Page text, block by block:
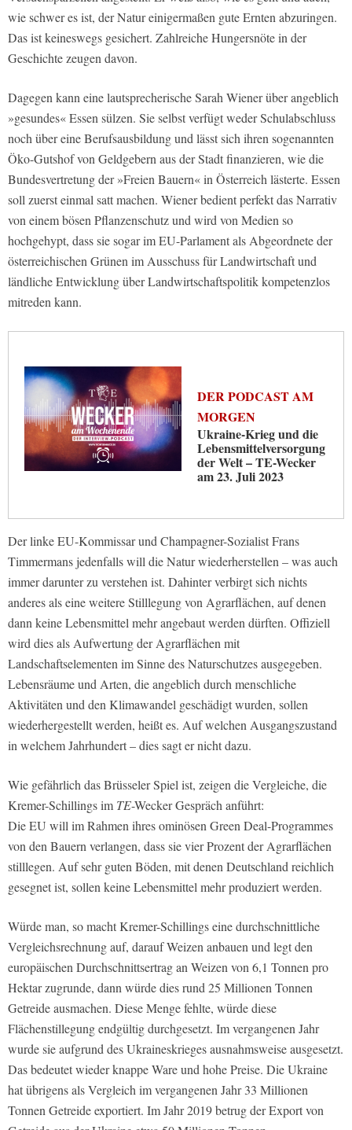
wie schwer es ist, der Natur einigermaßen gute Ernten abzuringen.
Das ist keineswegs gesichert. Zahlreiche Hungersnöte in der
Geschichte zeugen davon.
Dagegen kann eine lautsprecherische Sarah Wiener über angeblich
»gesundes« Essen sülzen. Sie selbst verfügt weder Schulabschluss
noch über eine Berufsausbildung und lässt sich ihren sogenannten
Öko-Gutshof von Geldgebern aus der Stadt finanzieren, wie die
Bundesvertretung der »Freien Bauern« in Österreich lästerte. Essen
soll zuerst einmal satt machen. Wiener bedient perfekt das Narrativ
von einem bösen Pflanzenschutz und wird von Medien so
hochgehypt, dass sie sogar im EU-Parlament als Abgeordnete der
österreichischen Grünen im Ausschuss für Landwirtschaft und
ländliche Entwicklung über Landwirtschaftspolitik kompetenzlos
mitreden kann.
DER PODCAST AM
MORGEN
Ukraine-Krieg und die
Lebensmittelversorgung
der Welt – TE-Wecker
am 23. Juli 2023
Der linke EU-Kommissar und Champagner-Sozialist Frans
Timmermans jedenfalls will die Natur wiederherstellen – was auch
immer darunter zu verstehen ist. Dahinter verbirgt sich nichts
anderes als eine weitere Stilllegung von Agrarflächen, auf denen
dann keine Lebensmittel mehr angebaut werden dürften. Offiziell
wird dies als Aufwertung der Agrarflächen mit
Landschaftselementen im Sinne des Naturschutzes ausgegeben.
Lebensräume und Arten, die angeblich durch menschliche
Aktivitäten und den Klimawandel geschädigt wurden, sollen
wiederhergestellt werden, heißt es. Auf welchen Ausgangszustand
in welchem Jahrhundert – dies sagt er nicht dazu.
Wie gefährlich das Brüsseler Spiel ist, zeigen die Vergleiche, die
Kremer-Schillings im TE-Wecker Gespräch anführt:
Die EU will im Rahmen ihres ominösen Green Deal-Programmes
von den Bauern verlangen, dass sie vier Prozent der Agrarflächen
stilllegen. Auf sehr guten Böden, mit denen Deutschland reichlich
gesegnet ist, sollen keine Lebensmittel mehr produziert werden.
Würde man, so macht Kremer-Schillings eine durchschnittliche
Vergleichsrechnung auf, darauf Weizen anbauen und legt den
europäischen Durchschnittsertrag an Weizen von 6,1 Tonnen pro
Hektar zugrunde, dann würde dies rund 25 Millionen Tonnen
Getreide ausmachen. Diese Menge fehlte, würde diese
Flächenstillegung endgültig durchgesetzt. Im vergangenen Jahr
wurde sie aufgrund des Ukraineskrieges ausnahmsweise ausgesetzt.
Das bedeutet wieder knappe Ware und hohe Preise. Die Ukraine
hat übrigens als Vergleich im vergangenen Jahr 33 Millionen
Tonnen Getreide exportiert. Im Jahr 2019 betrug der Export von